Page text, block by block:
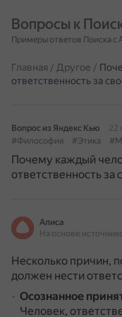
Вопросы к
Примеры ответов Поиска с
Главная / Другое /
ответственность за
Вопрос из Яндекс Кью
22
#Философия
#Этика
Почему каждый
ответственность за
Алиса
Несколько причин,
должен нести
Осознанное
Человек,